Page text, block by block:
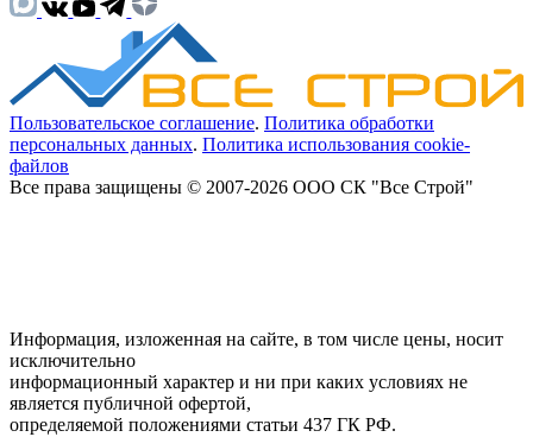
Пользовательское соглашение. Политика обработки
персональных данных. Политика использования cookie-
файлов
Все права защищены © 2007-2026 ООО СК "Все Строй"
Информация, изложенная на сайте, в том числе цены, носит
исключительно
информационный характер и ни при каких условиях не
является публичной офертой,
определяемой положениями статьи 437 ГК РФ.